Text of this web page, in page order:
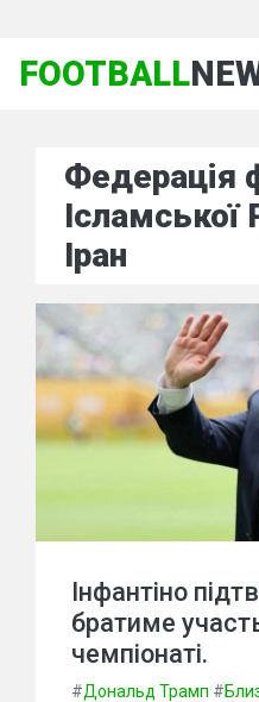
FOOTBALL
Федерація
Ісламської
Іран
Інфантіно
братиме
чемпіонаті.
#Дональд Трамп #